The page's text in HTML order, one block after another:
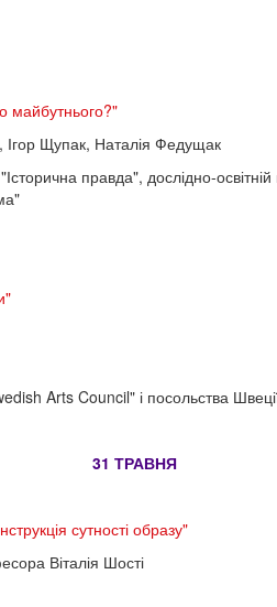
майбутнього?"
Ігор Щупак, Наталія Федущак
правда", дослідно-
Arts Council" і посольства
31 ТРАВНЯ
сутності образу"
Віталія Шості